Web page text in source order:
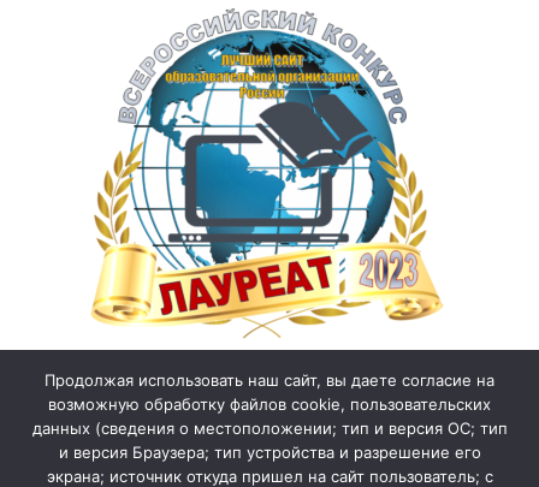
Продолжая использовать наш сайт, вы даете согласие на
возможную обработку файлов cookie, пользовательских
данных (сведения о местоположении; тип и версия ОС; тип
и версия Браузера; тип устройства и разрешение его
экрана; источник откуда пришел на сайт пользователь; с